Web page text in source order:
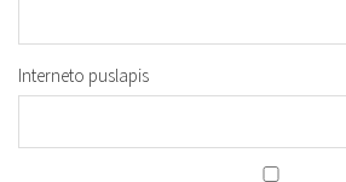
Interneto puslapis